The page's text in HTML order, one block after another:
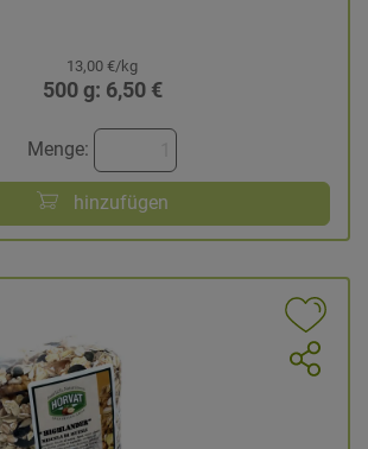
13,00 €/kg
500 g: 6,50 €
Menge:
hinzufügen